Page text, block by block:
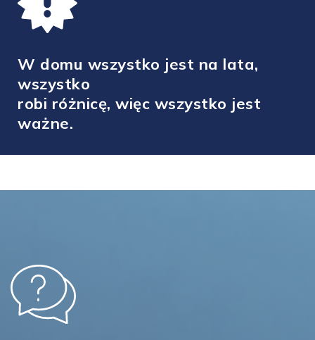
W domu wszystko jest na lata,
wszystko
robi różnicę, więc wszystko jest
ważne.